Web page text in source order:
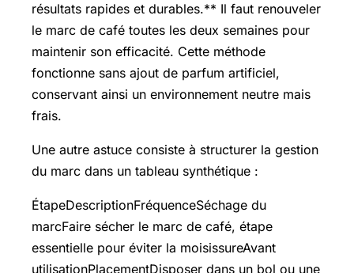
résultats rapides et durables.** Il faut renouveler
le marc de café toutes les deux semaines pour
maintenir son efficacité. Cette méthode
fonctionne sans ajout de parfum artificiel,
conservant ainsi un environnement neutre mais
frais.
Une autre astuce consiste à structurer la gestion
du marc dans un tableau synthétique :
ÉtapeDescriptionFréquenceSéchage du
marcFaire sécher le marc de café, étape
essentielle pour éviter la moisissureAvant
utilisationPlacementDisposer dans un bol ou une